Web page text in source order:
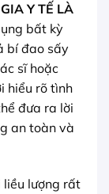
Y TẾ LÀ
bất kỳ
bí đao sấy
sĩ hoặc
hiểu rõ tình
đưa ra lời
an toàn và
liều lượng rất